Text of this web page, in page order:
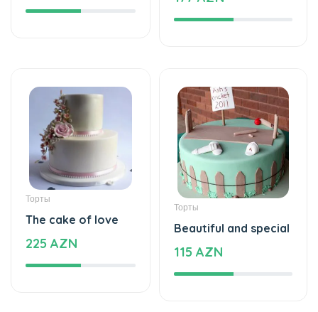
Торты
The cake of love
225 AZN
Торты
Beautiful and special
115 AZN